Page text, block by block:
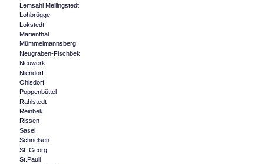
Lemsahl Mellingstedt
Lohbrügge
Lokstedt
Marienthal
Mümmelmannsberg
Neugraben-Fischbek
Neuwerk
Niendorf
Ohlsdorf
Poppenbüttel
Rahlstedt
Reinbek
Rissen
Sasel
Schnelsen
St. Georg
St.Pauli